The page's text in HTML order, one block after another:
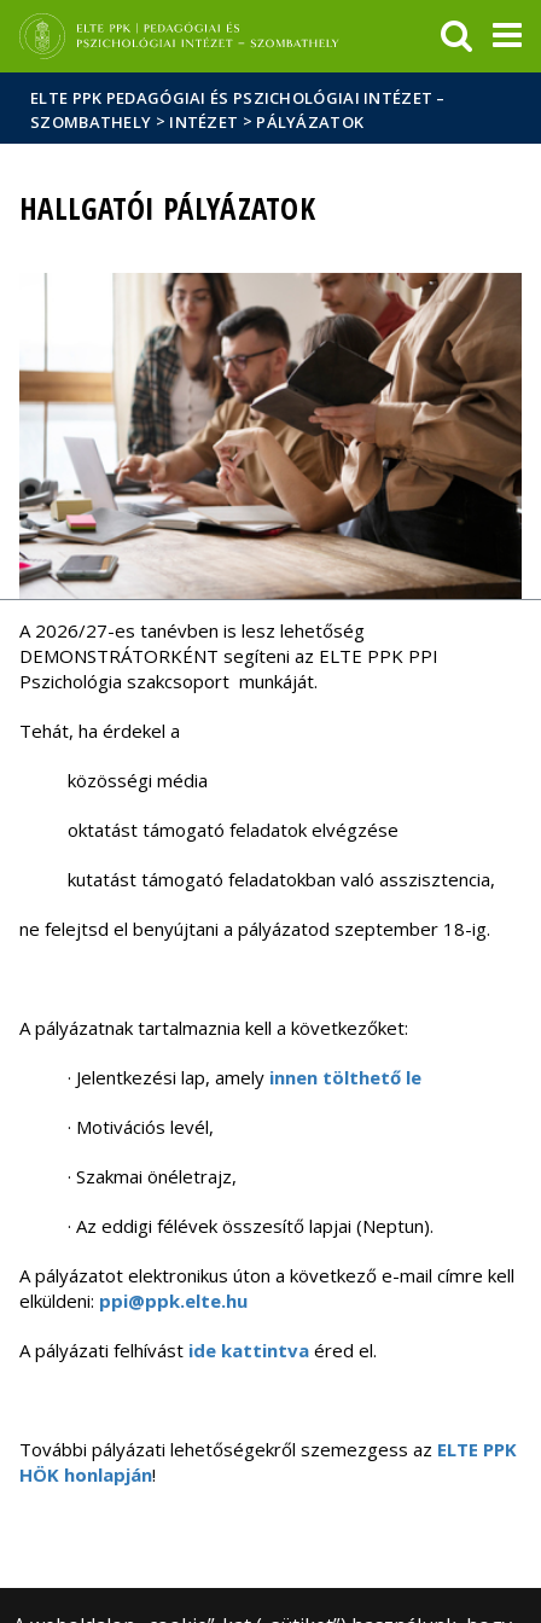
Hírek
Események
ELTE a
sajtóban
ELTE PPK PEDAGÓGIAI ÉS PSZICHOLÓGIAI INTÉZET –
SZOMBATHELY > INTÉZET > PÁLYÁZATOK
HALLGATÓI PÁLYÁZATOK
A 2026/27-es tanévben is lesz lehetőség
DEMONSTRÁTORKÉNT segíteni az ELTE PPK PPI
Pszichológia szakcsoport munkáját.
Tehát, ha érdekel a
közösségi média
oktatást támogató feladatok elvégzése
kutatást támogató feladatokban való asszisztencia,
ne felejtsd el benyújtani a pályázatod szeptember 18-ig.
A pályázatnak tartalmaznia kell a következőket:
· Jelentkezési lap, amely innen tölthető le
· Motivációs levél,
· Szakmai önéletrajz,
· Az eddigi félévek összesítő lapjai (Neptun).
A pályázatot elektronikus úton a következő e-mail címre kell
elküldeni: ppi@ppk.elte.hu
A pályázati felhívást ide kattintva éred el.
További pályázati lehetőségekről szemezgess az ELTE PPK
HÖK honlapján!